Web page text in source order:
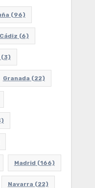
(96)
Cádiz (6)
(3)
Granada (22)
Madrid (166)
Navarra (22)